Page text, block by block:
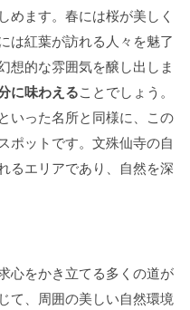
めます。春には桜が美しく
は紅葉が訪れる人々を魅了
想的な雰囲気を醸し出しま
に味わえることでしょう。
いった名所と同様に、この
ポットです。文殊仙寺の自
るエリアであり、自然を深
心をかき立てる多くの道が
て、周囲の美しい自然環境